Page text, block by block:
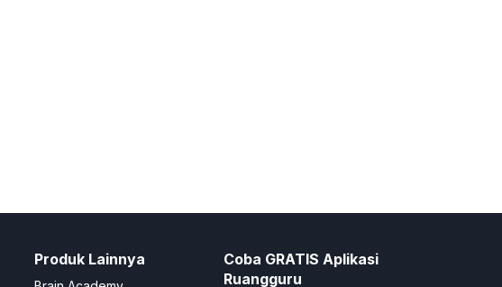
Produk Lainnya
Coba GRATIS Aplikasi
Ruangguru